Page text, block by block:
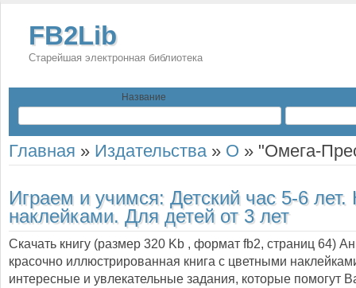
FB2Lib
Старейшая электронная библиотека
Название
Главная » Издательства» О » "Омега-
Играем и учимся: Детский час 5-6 лет.
наклейками. Для детей от 3 лет
Скачать книгу (размер 320 Kb , формат fb2, страниц 64)
красочно иллюстрированная книга с цветными
интересные и увлекательные задания, которые помогут